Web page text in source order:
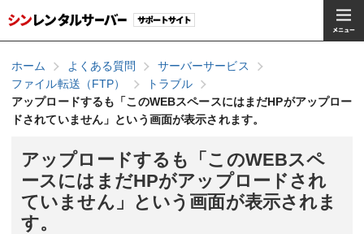
ホーム よくある質問
サーバーサービス
ファイル転送（FTP）
トラブル
アップロードするも「このWEBスペースにはまだHPがアップロー
ドされていません」という画面が表示されます。
アップロードするも「このWEBスペ
ースにはまだHPがアップロードされ
ていません」という画面が表示されま
す。